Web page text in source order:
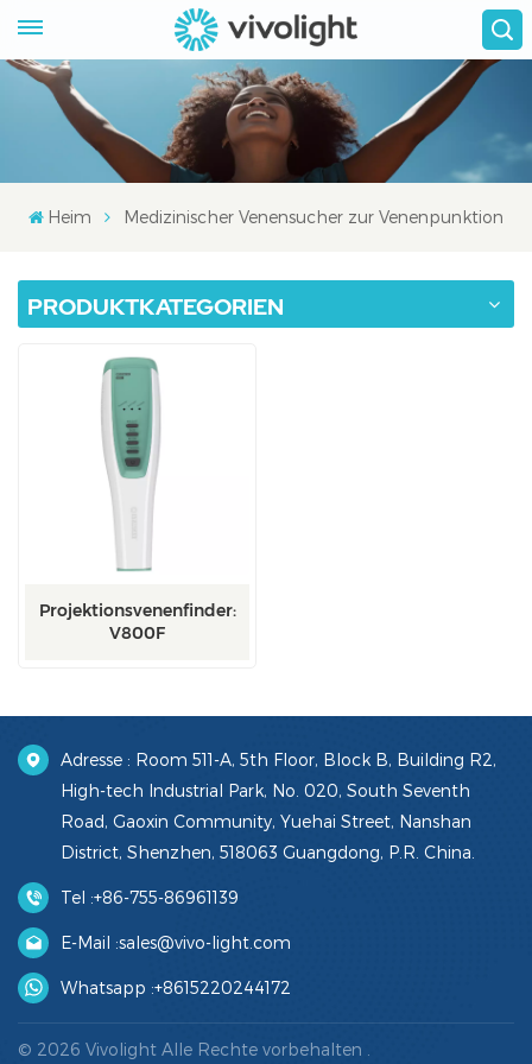
Heim Medizinischer Venensucher zur Venenpunktion
PRODUKTKATEGORIEN
Projektionsvenenfinder:
V800F
Adresse : Room 511-A, 5th Floor, Block B, Building R2,
High-tech Industrial Park, No. 020, South Seventh
Road, Gaoxin Community, Yuehai Street, Nanshan
District, Shenzhen, 518063 Guangdong, P.R. China.
Tel :+86-755-86961139
E-Mail :sales@vivo-light.com
Whatsapp :+8615220244172
© 2026 Vivolight Alle Rechte vorbehalten .